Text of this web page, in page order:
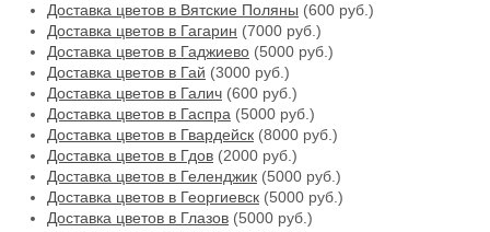
Доставка цветов в Вятские Поляны (600 руб.)
Доставка цветов в Гагарин (7000 руб.)
Доставка цветов в Гаджиево (5000 руб.)
Доставка цветов в Гай (3000 руб.)
Доставка цветов в Галич (600 руб.)
Доставка цветов в Гаспра (5000 руб.)
Доставка цветов в Гвардейск (8000 руб.)
Доставка цветов в Гдов (2000 руб.)
Доставка цветов в Геленджик (5000 руб.)
Доставка цветов в Георгиевск (5000 руб.)
Доставка цветов в Глазов (5000 руб.)